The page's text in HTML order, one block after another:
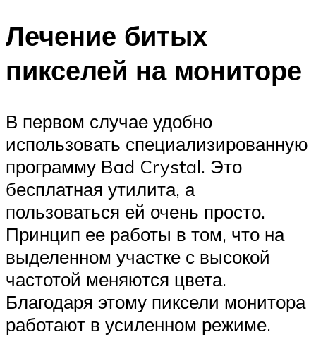
Лечение битых
пикселей на мониторе
В первом случае удобно
использовать специализированную
программу Bad Crystal. Это
бесплатная утилита, а
пользоваться ей очень просто.
Принцип ее работы в том, что на
выделенном участке с высокой
частотой меняются цвета.
Благодаря этому пиксели монитора
работают в усиленном режиме.